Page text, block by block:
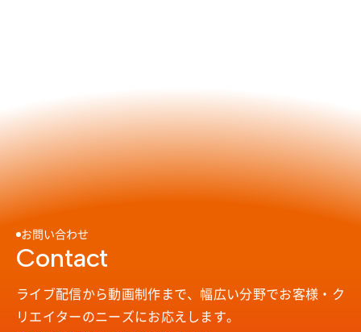
お問い合わせ
Contact
ライブ配信から動画制作まで、幅広い分野でお客様・ク
リエイターのニーズにお応えします。